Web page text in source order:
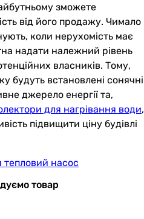
зможете
від його продажу. Чимало
коли нерухомість має
надати належний рівень
власників. Тому,
будуть встановлені сонячні
джерело енергії та,
для нагрівання води,
підвищити ціну будівлі
тепловий насос
товар